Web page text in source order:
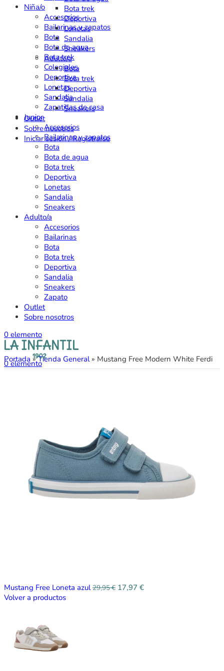
Niña/o
Accesorios
Bailarinas y zapatos
Bota
Bota de agua
Bota trek
Colegiales
Deportiva
Lonetas
Sandalia
Zapatillas de casa
Junior
Accesorios
Bailarinas y zapatos
Bota
Bota de agua
Bota trek
Deportiva
Lonetas
Sandalia
Sneakers
Adulto/a
Accesorios
Bailarinas
Bota
Bota trek
Deportiva
Sandalia
Sneakers
Zapato
Outlet
Sobre nosotros
0 elemento
0elemento
Portada »Tienda General» Mustang Free Modern White Ferdi
Mustang Free Loneta azul29,95€ 17,97 €
Volver a productos
Bota trek
Deportiva
Lonetas
Sandalia
Sneakers
Adulto/a
Bota
Bota trek
Deportiva
Sandalia
Sneakers
Outlet
Sobre nosotros
Iniciar sesión / Registrarse